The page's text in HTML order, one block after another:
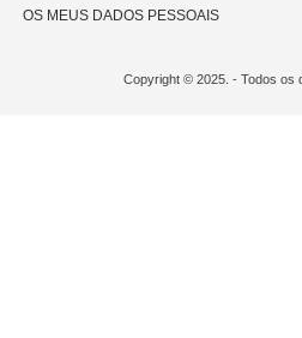
OS MEUS DADOS PESSOAIS
Copyright © 2025. - Todos os